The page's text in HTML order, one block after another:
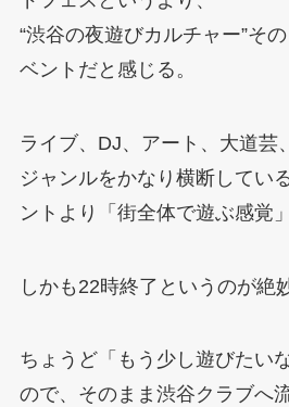
“渋谷の夜遊びカルチャー”そ
ベントだと感じる。
ライブ、DJ、アート、大道芸
ジャンルをかなり横断してい
ントより「街全体で遊ぶ感覚
しかも22時終了というのが絶
ちょうど「もう少し遊びたい
ので、そのまま渋谷クラブへ